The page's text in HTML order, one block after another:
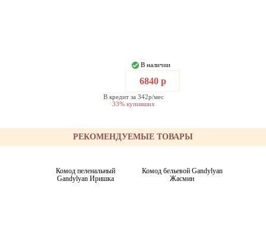
В наличии
6840 р
В кредит за 342р/мес
33% купивших
РЕКОМЕНДУЕМЫЕ ТОВАРЫ
Комод пеленальный
Gandylyan Иришка
Комод бельевой Gandylyan
Жасмин